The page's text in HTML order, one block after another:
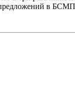
в БСМП